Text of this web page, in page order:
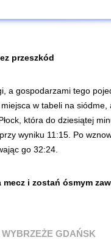
przeszkód
a gospodarzami tego
w tabeli na siódme,
która do dziesiątej
wyniku 11:15. Po
go 32:24.
i zostań ósmym
GDAŃSK